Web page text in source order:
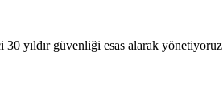
yıldır güvenliği esas alarak